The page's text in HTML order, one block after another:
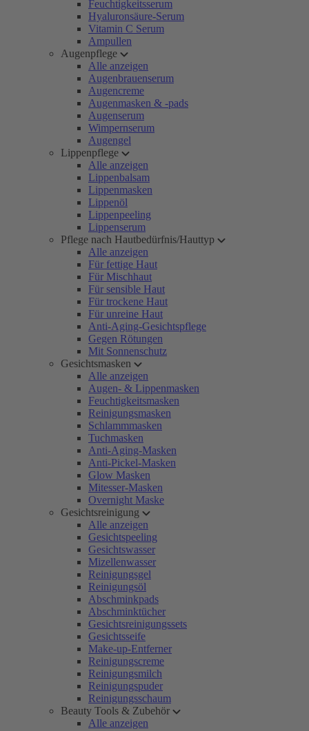
Feuchtigkeitsserum
Hyaluronsäure-Serum
Vitamin C Serum
Ampullen
Augenpflege
Alle anzeigen
Augenbrauenserum
Augencreme
Augenmasken & -pads
Augenserum
Wimpernserum
Augengel
Lippenpflege
Alle anzeigen
Lippenbalsam
Lippenmasken
Lippenöl
Lippenpeeling
Lippenserum
Pflege nach Hautbedürfnis/Hauttyp
Alle anzeigen
Für fettige Haut
Für Mischhaut
Für sensible Haut
Für trockene Haut
Für unreine Haut
Anti-Aging-Gesichtspflege
Gegen Rötungen
Mit Sonnenschutz
Gesichtsmasken
Alle anzeigen
Augen- & Lippenmasken
Feuchtigkeitsmasken
Reinigungsmasken
Schlammmasken
Tuchmasken
Anti-Aging-Masken
Anti-Pickel-Masken
Glow Masken
Mitesser-Masken
Overnight Maske
Gesichtsreinigung
Alle anzeigen
Gesichtspeeling
Gesichtswasser
Mizellenwasser
Reinigungsgel
Reinigungsöl
Abschminkpads
Abschminktücher
Gesichtsreinigungssets
Gesichtsseife
Make-up-Entferner
Reinigungscreme
Reinigungsmilch
Reinigungspuder
Reinigungsschaum
Beauty Tools & Zubehör
Alle anzeigen